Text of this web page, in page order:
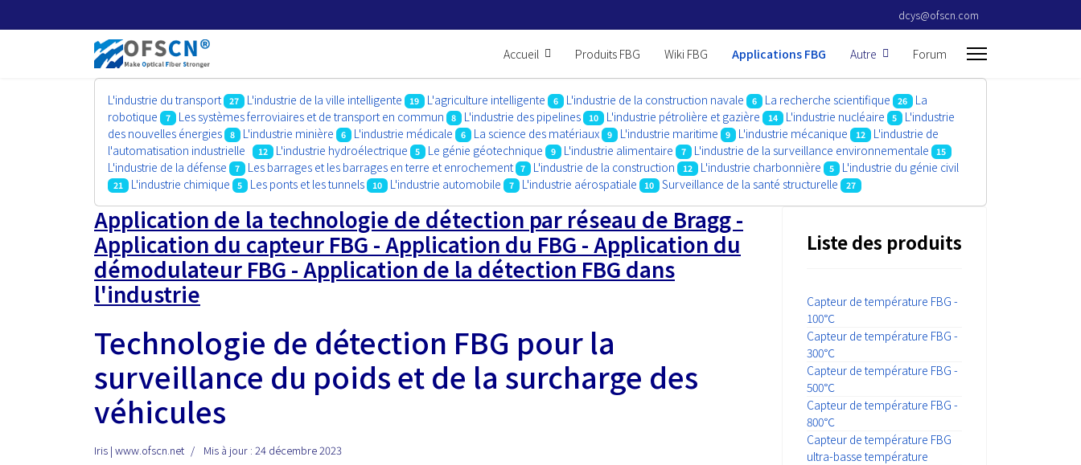
dcys@ofscn.com
Accueil Produits FBG Wiki FBG Applications FBG Autre Forum
L'industrie du transport 27 L'industrie de la ville intelligente 19 L'agriculture intelligente 6 L'industrie de la construction navale 6 La recherche scientifique 26
La
robotique
7 Les systèmes ferroviaires et de transport en commun 8 L'industrie des pipelines 10 L'industrie pétrolière et gazière 14 L'industrie nucléaire 5
L'industrie
des nouvelles énergies
8 L'industrie minière 6 L'industrie médicale 6 La science des matériaux 9 L'industrie maritime 9 L'industrie mécanique 12
L'industrie de
l'automatisation industrielle
12 L'industrie hydroélectrique 5 Le génie géotechnique 9 L'industrie alimentaire 7 L'industrie de la surveillance environnementale 15
L'industrie de la défense 7 Les barrages et les barrages en terre et enrochement 7 L'industrie de la construction 12 L'industrie charbonnière 5 L'industrie du génie civil
21 L'industrie chimique 5 Les ponts et les tunnels 10 L'industrie automobile 7 L'industrie aérospatiale 10 Surveillance de la santé structurelle 27
Application de la technologie de détection par réseau de Bragg -
Application du capteur FBG - Application du FBG - Application du
démodulateur FBG - Application de la détection FBG dans
l'industrie
Technologie de détection FBG pour la
surveillance du poids et de la surcharge des
véhicules
Iris | www.ofscn.net Mis à jour : 24 décembre 2023
Liste des produits
Capteur de température FBG -
100℃
Capteur de température FBG -
300℃
Capteur de température FBG -
500℃
Capteur de température FBG -
800℃
Capteur de température FBG
ultra-basse température